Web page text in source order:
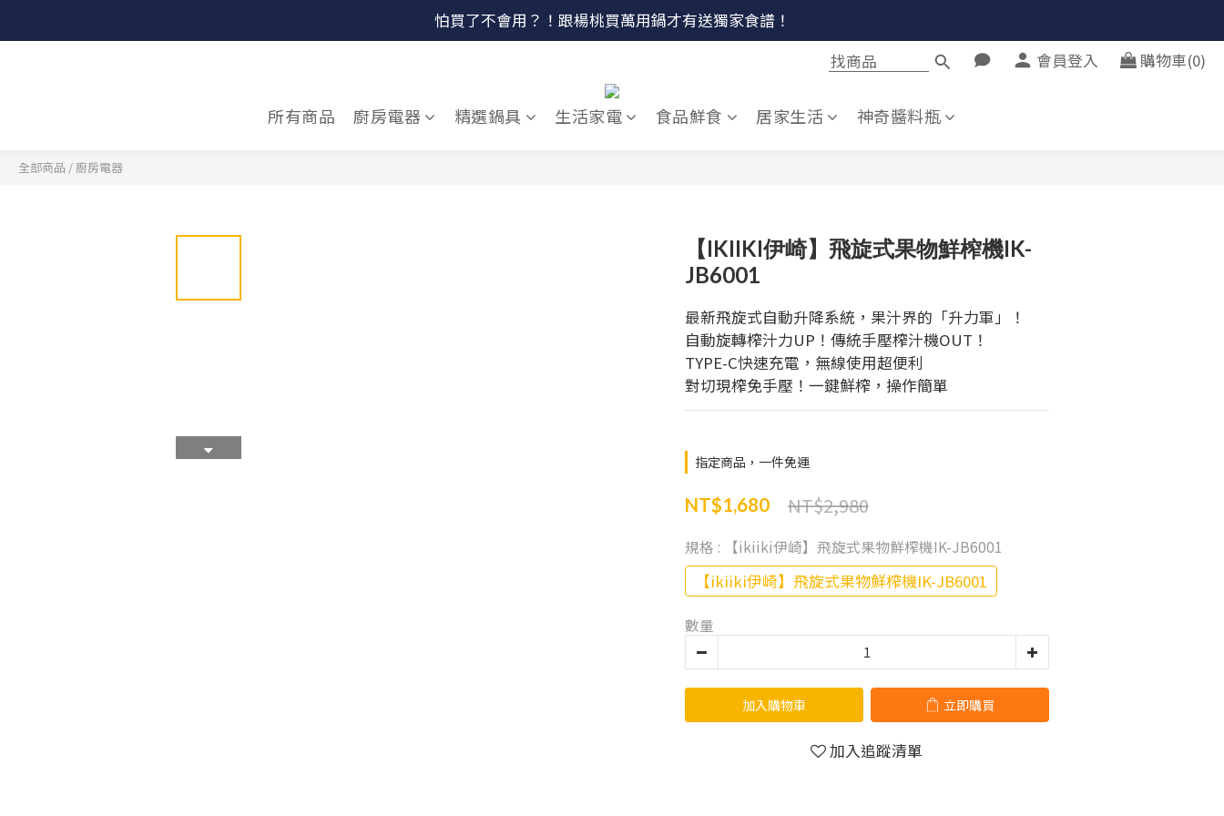
🔴最後100組↘$1780 (原$2180) HausChef 十合一全能鍋
🔥燕三條．職人手工🔥日本Arnest 武 Rn 輕量雙口鐵炒鍋
會員登入 購物車(0)
所有商品 廚房電器 精選鍋具 生活家電 食品鮮食 居家生活 神奇醬料瓶
全部商品 / 廚房電器
【IKIIKI伊崎】飛旋式果物鮮榨機IK-
JB6001
最新飛旋式自動升降系統，果汁界的「升力軍」！
自動旋轉榨汁力UP！傳統手壓榨汁機OUT！
TYPE-C快速充電，無線使用超便利
對切現榨免手壓！一鍵鮮榨，操作簡單
指定商品，一件免運
NT$2,980
NT$1,680
規格 : 【ikiiki伊崎】飛旋式果物鮮榨機IK-JB6001
【ikiiki伊崎】飛旋式果物鮮榨機IK-JB6001
數量
加入購物車 立即購買
加入追蹤清單